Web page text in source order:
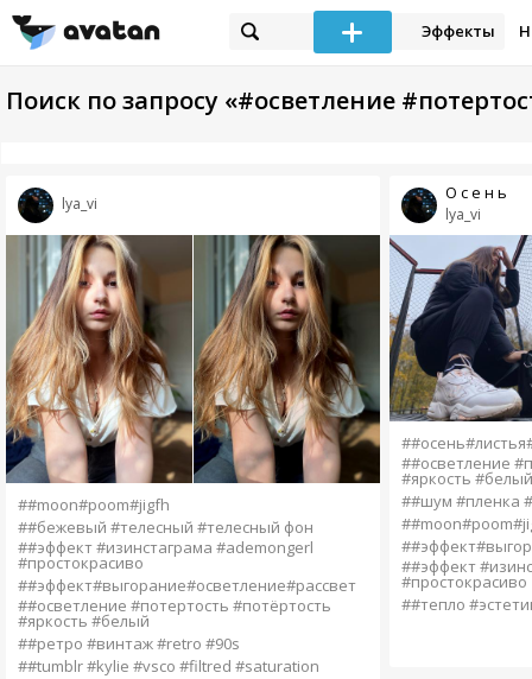
Эффекты
Поиск по запросу «#осветление
lya_vi
##moon#poom#jigfh
##бежевый #телесный #телесный фон
##эффект #изинстаграма #ademongerl
#простокрасиво
##эффект#выгорание#осветление#рассвет
##осветление #потертость #потёртость
#яркость #белый
##ретро #винтаж #retro #90s
##tumblr #kylie #vsco #filtred #saturation
lya_vi
О с е н ь
##осветление
#яркость #белый
##шум #пленка
##эффект
#простокрасиво
##тепло